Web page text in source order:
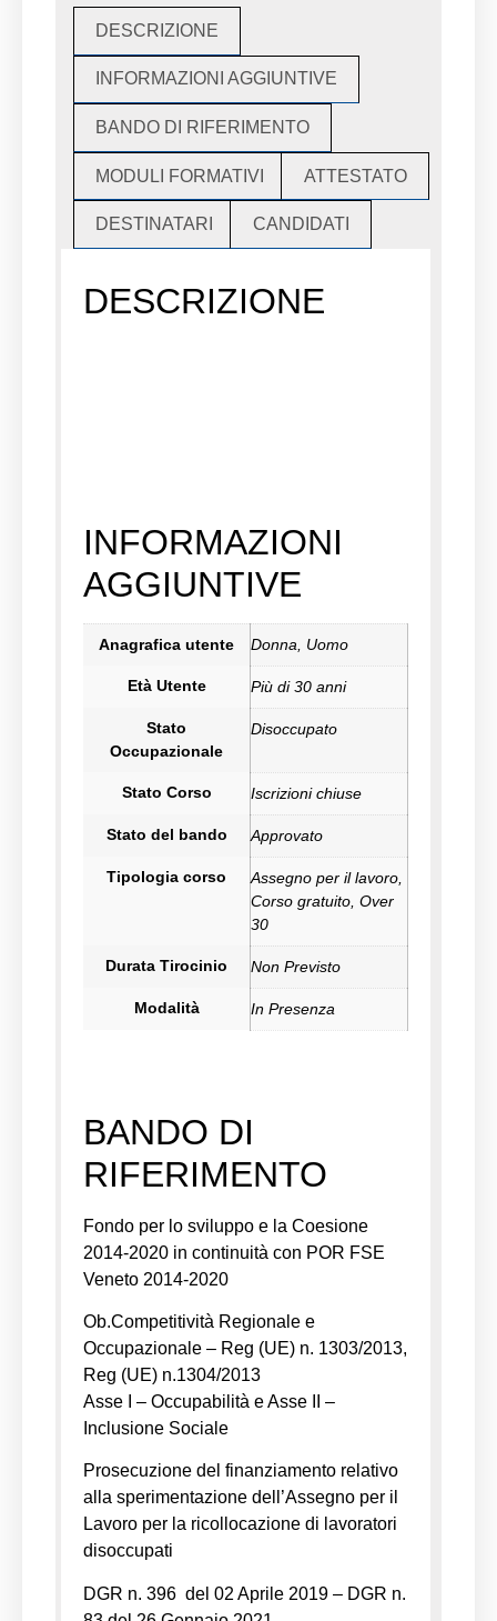
DESCRIZIONE
INFORMAZIONI AGGIUNTIVE
BANDO DI RIFERIMENTO
MODULI FORMATIVI ATTESTATO
DESTINATARI CANDIDATI
DESCRIZIONE
INFORMAZIONI
AGGIUNTIVE
Anagrafica utente Donna, Uomo
Età Utente Più di 30 anni
Stato
Occupazionale
Disoccupato
Stato Corso Iscrizioni chiuse
Stato del bando Approvato
Tipologia corso
Assegno per il lavoro,
Corso gratuito, Over
30
Durata Tirocinio Non Previsto
Modalità In Presenza
BANDO DI
RIFERIMENTO
Fondo per lo sviluppo e la Coesione
2014-2020 in continuità con POR FSE
Veneto 2014-2020
Ob.Competitività Regionale e
Occupazionale – Reg (UE) n. 1303/2013,
Reg (UE) n.1304/2013
Asse I – Occupabilità e Asse II –
Inclusione Sociale
Prosecuzione del finanziamento relativo
alla sperimentazione dell’Assegno per il
Lavoro per la ricollocazione di lavoratori
disoccupati
DGR n. 396 del 02 Aprile 2019 – DGR n.